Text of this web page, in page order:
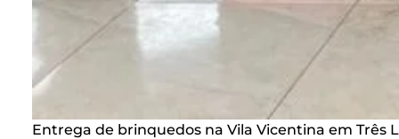
Entrega de brinquedos na Vila Vicentina em Três